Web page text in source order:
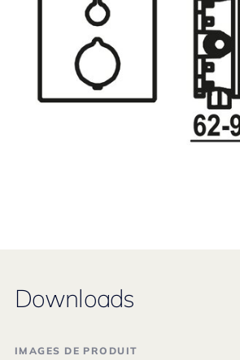
Downloads
IMAGES DE PRODUIT